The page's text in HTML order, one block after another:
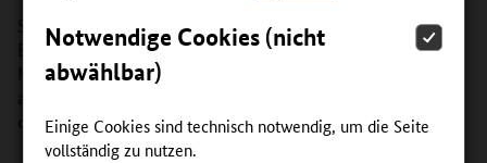
Notwendige Cookies (nicht
abwählbar)
Einige Cookies sind technisch notwendig, um die Seite
vollständig zu nutzen.
Sorgloses Leben, Karriere und ein entsprechendes
Einkommen! So beschreibt Elvedin Mahmutovic (23) seine
Motivation, eine berufliche Fortbildung nebenberuflich zu
operativen Bereich vertieft.